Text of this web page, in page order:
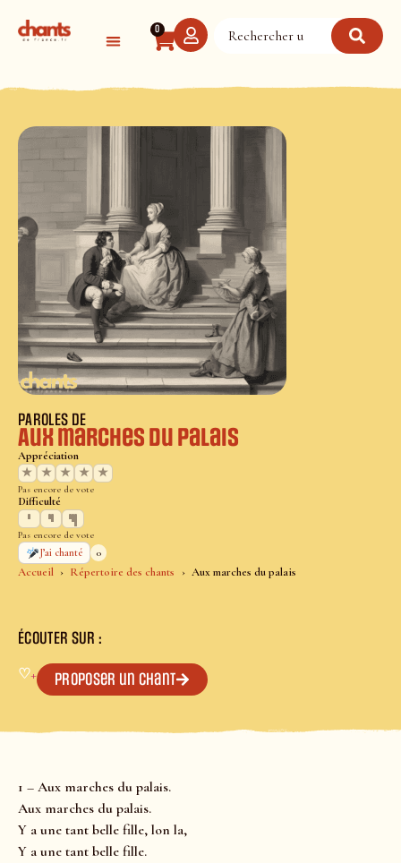
0
Accueil Répertoire des chants Aux marches du palais
PAROLES DE
Aux marches du palais
Appréciation
★
★ ★ ★ ★
Pas encore de vote
Difficulté
Pas encore de vote
J’ai chanté
0
ÉCOUTER SUR :
♡+ Proposer un chant
1 – Aux marches du palais.
Aux marches du palais.
Y a une tant belle fille, lon la,
Y a une tant belle fille.